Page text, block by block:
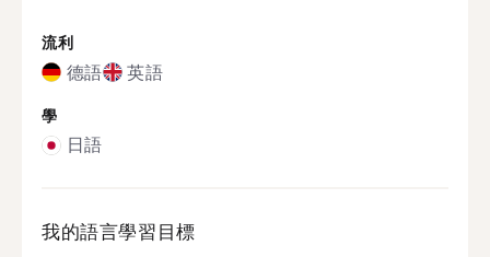
流利
德語 英語
學
日語
我的語言學習目標